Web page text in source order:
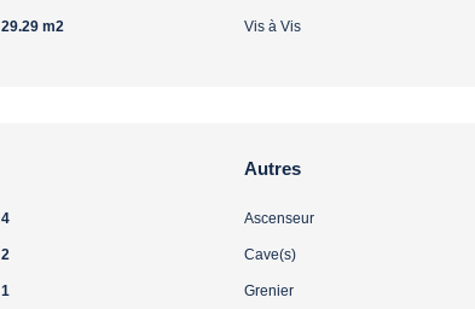
29.29 m2 Vis à Vis
4
2
1
Autres
Ascenseur
Cave(s)
Grenier